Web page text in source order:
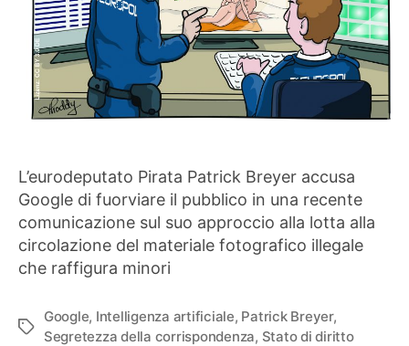
L’eurodeputato Pirata Patrick Breyer accusa
Google di fuorviare il pubblico in una recente
comunicazione sul suo approccio alla lotta alla
circolazione del materiale fotografico illegale
che raffigura minori
Tag
Google, Intelligenza artificiale, Patrick Breyer,
Segretezza della corrispondenza, Stato di diritto